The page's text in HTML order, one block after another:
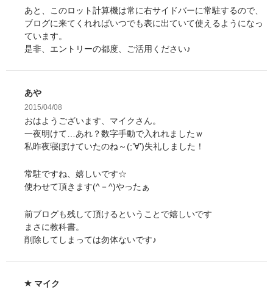
あと、このロット計算機は常に右サイドバーに常駐するので、
ブログに来てくれればいつでも表に出ていて使えるようになっ
ています。
是非、エントリーの都度、ご活用ください♪
あや
2015/04/08
おはようございます、マイクさん。
一夜明けて…あれ？数字手動で入れれましたｗ
私昨夜寝ぼけていたのね～(;’∀’)失礼しました！
常駐ですね、嬉しいです☆
使わせて頂きます(^－^)やったぁ
前ブログも残して頂けるということで嬉しいです
まさに教科書。
削除してしまっては勿体ないです♪
マイク